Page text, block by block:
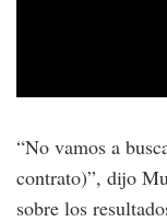
“No vamos a
contrato)”, dijo
sobre los